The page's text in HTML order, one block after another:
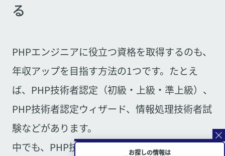
る
PHPエンジニアに役立つ資格を取得するのも、
年収アップを目指す方法の1つです。たとえ
ば、PHP技術者認定（初級・上級・準上級）、
PHP技術者認定ウィザード、情報処理技術者試
験などがあります。
中でも、PHP技術者認定ウィザードは、PHPに
お探しの情報は